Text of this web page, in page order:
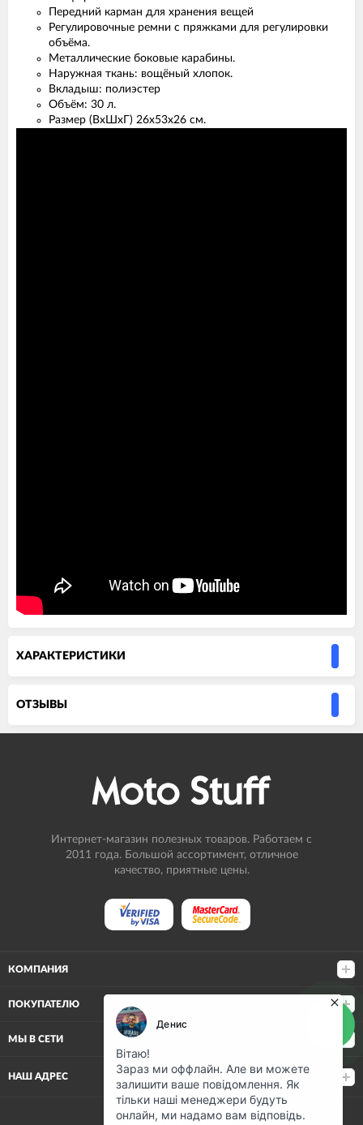
Передний карман для хранения вещей
Регулировочные ремни с пряжками для регулировки
объёма.
Металлические боковые карабины.
Наружная ткань: вощёный хлопок.
Вкладыш: полиэстер
Объём: 30 л.
Размер (ВхШхГ) 26х53х26 см.
ХАРАКТЕРИСТИКИ
ОТЗЫВЫ
Интернет-магазин полезных товаров. Работаем с
2011 года. Большой ассортимент, отличное
качество, приятные цены.
КОМПАНИЯ
ПОКУПАТЕЛЮ
МЫ В СЕТИ
НАШ АДРЕС